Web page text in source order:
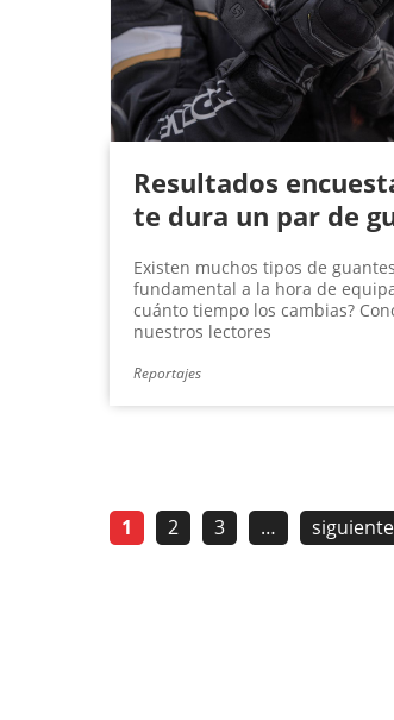
Resultados
te dura un par de
Existen muchos tipos de
fundamental a la hora de
cuánto tiempo los cambias?
nuestros lectores
Reportajes
1 2 3 … siguiente